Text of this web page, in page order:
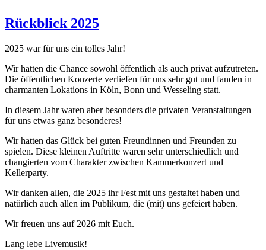
Rückblick 2025
2025 war für uns ein tolles Jahr!
Wir hatten die Chance sowohl öffentlich als auch privat aufzutreten.
Die öffentlichen Konzerte verliefen für uns sehr gut und fanden in
charmanten Lokations in Köln, Bonn und Wesseling statt.
In diesem Jahr waren aber besonders die privaten Veranstaltungen
für uns etwas ganz besonderes!
Wir hatten das Glück bei guten Freundinnen und Freunden zu
spielen. Diese kleinen Auftritte waren sehr unterschiedlich und
changierten vom Charakter zwischen Kammerkonzert und
Kellerparty.
Wir danken allen, die 2025 ihr Fest mit uns gestaltet haben und
natürlich auch allen im Publikum, die (mit) uns gefeiert haben.
Wir freuen uns auf 2026 mit Euch.
Lang lebe Livemusik!